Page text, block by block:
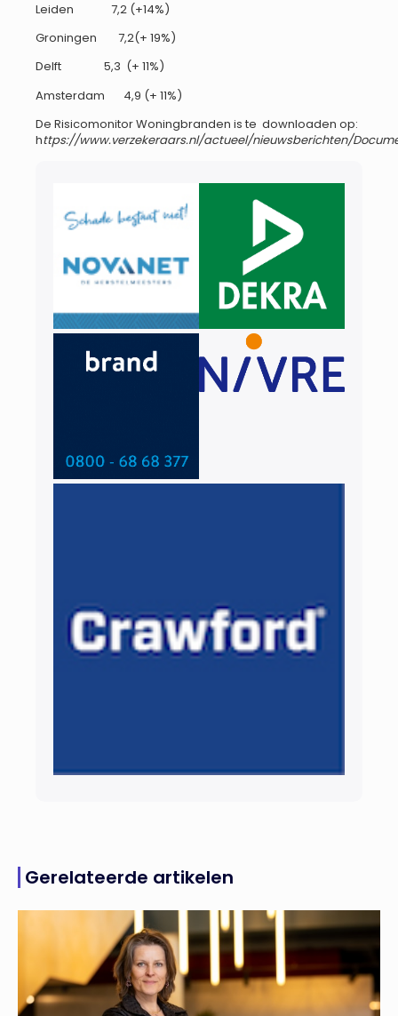
Leiden 7,2 (+14%)
Groningen 7,2(+ 19%)
Delft 5,3 (+ 11%)
Amsterdam 4,9 (+ 11%)
De Risicomonitor Woningbranden is te downloaden op:
https://www.verzekeraars.nl/actueel/nieuwsberichten/
Gerelateerde artikelen